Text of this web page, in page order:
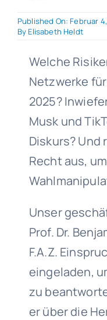
Published On: Februar
ByElisabeth Heldt
Welche
Netzwerke
2025?
Musk und
Diskurs?
Recht aus,
Unser
Prof. Dr.
F.A.Z.
eingeladen,
zu
er über die